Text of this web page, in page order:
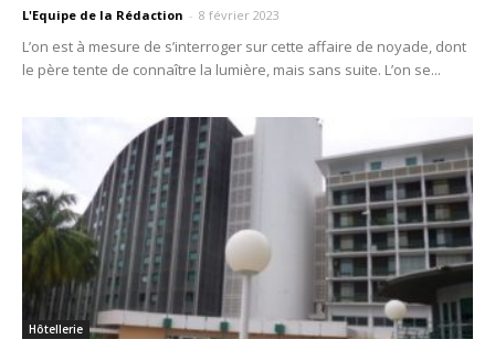
L'Equipe de la Rédaction - 8 février 2023
L’on est à mesure de s’interroger sur cette affaire de noyade, dont
le père tente de connaître la lumière, mais sans suite. L’on se...
Hôtellerie